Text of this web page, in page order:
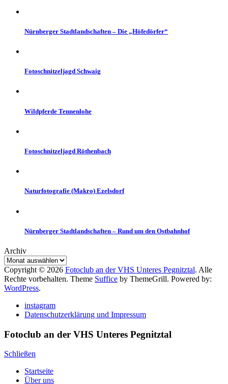
Nürnberger Stadtlandschaften – Die „Höfedörfer“
Fotoschnitzeljagd Schwaig
Wildpferde Tennenlohe
Fotoschnitzeljagd Röthenbach
Naturfotografie (Makro) Ezelsdorf
Nürnberger Stadtlandschaften – Rund um den Ostbahnhof
Archiv
Copyright © 2026 Fotoclub an der VHS Unteres Pegnitztal. Alle
Rechte vorbehalten. Theme Suffice by ThemeGrill. Powered by:
WordPress.
instagram
Datenschutzerklärung und Impressum
Fotoclub an der VHS Unteres Pegnitztal
Schließen
Startseite
Über uns